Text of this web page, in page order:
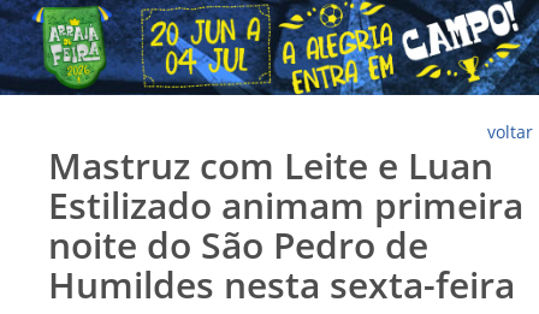
voltar
Mastruz com Leite e Luan
Estilizado animam primeira
noite do São Pedro de
Humildes nesta sexta-feira